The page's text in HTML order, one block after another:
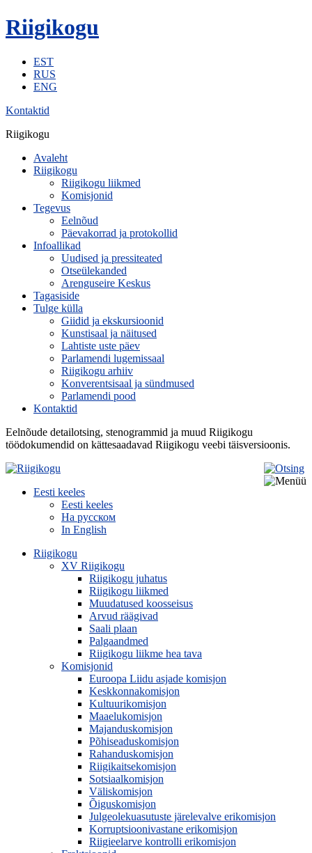
Riigikogu
EST
RUS
ENG
Kontaktid
Riigikogu
Avaleht
Riigikogu
Riigikogu liikmed
Komisjonid
Tegevus
Eelnõud
Päevakorrad ja protokollid
Infoallikad
Uudised ja pressiteated
Otseülekanded
Arenguseire Keskus
Tagasiside
Tulge külla
Giidid ja ekskursioonid
Kunstisaal ja näitused
Lahtiste uste päev
Parlamendi lugemissaal
Riigikogu arhiiv
Konverentsisaal ja sündmused
Parlamendi pood
Kontaktid
Eelnõude detailotsing, stenogrammid ja muud Riigikogu
töödokumendid on kättesaadavad Riigikogu veebi täisversioonis.
Eesti keeles
Eesti keeles
На русском
In English
Riigikogu
XV Riigikogu
Riigikogu juhatus
Riigikogu liikmed
Muudatused koosseisus
Arvud räägivad
Saali plaan
Palgaandmed
Riigikogu liikme hea tava
Komisjonid
Euroopa Liidu asjade komisjon
Keskkonnakomisjon
Kultuurikomisjon
Maaelukomisjon
Majanduskomisjon
Põhiseaduskomisjon
Rahanduskomisjon
Riigikaitsekomisjon
Sotsiaalkomisjon
Väliskomisjon
Õiguskomisjon
Julgeolekuasutuste järelevalve erikomisjon
Korruptsioonivastane erikomisjon
Riigieelarve kontrolli erikomisjon